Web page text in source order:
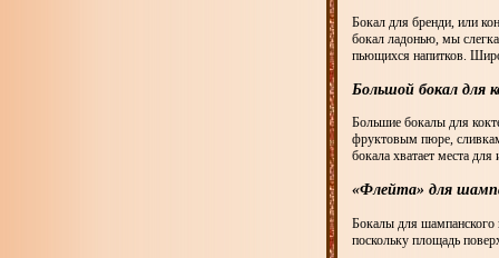
Бокал для бренди, или
бокал ладонью, мы
пьющихся напитков.
Большой бокал для
Большие бокалы для
фруктовым пюре,
бокала хватает места
«Флейта» для
Бокалы для шампанского
поскольку площадь